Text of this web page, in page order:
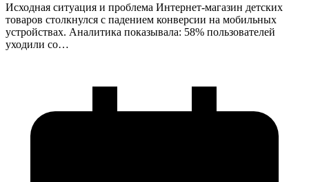
Исходная ситуация и проблема Интернет-магазин детских
товаров столкнулся с падением конверсии на мобильных
устройствах. Аналитика показывала: 58% пользователей
уходили со…